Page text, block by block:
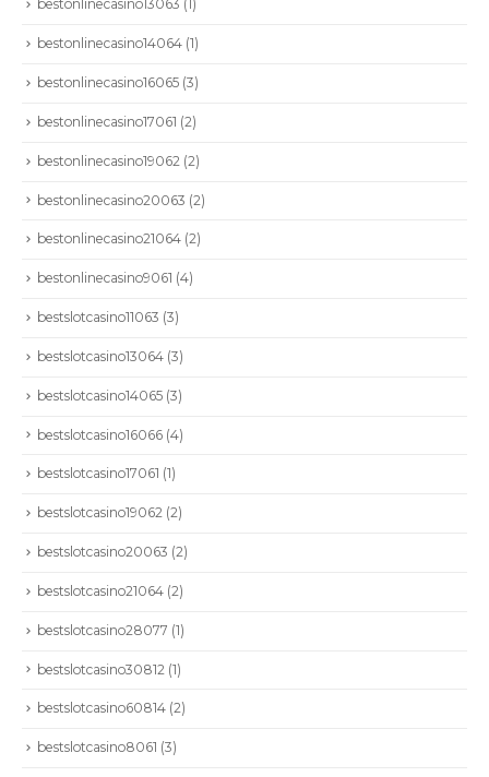
bestonlinecasino13063 (1)
bestonlinecasino14064 (1)
bestonlinecasino16065 (3)
bestonlinecasino17061 (2)
bestonlinecasino19062 (2)
bestonlinecasino20063 (2)
bestonlinecasino21064 (2)
bestonlinecasino9061 (4)
bestslotcasino11063 (3)
bestslotcasino13064 (3)
bestslotcasino14065 (3)
bestslotcasino16066 (4)
bestslotcasino17061 (1)
bestslotcasino19062 (2)
bestslotcasino20063 (2)
bestslotcasino21064 (2)
bestslotcasino28077 (1)
bestslotcasino30812 (1)
bestslotcasino60814 (2)
bestslotcasino8061 (3)